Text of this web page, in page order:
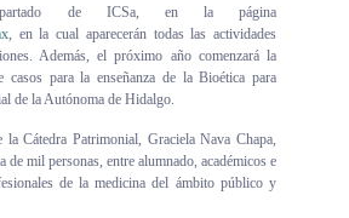
de ICSa, en la página
, en la cual aparecerán todas las actividades
Además, el próximo año comenzará la
casos para la enseñanza de la Bioética para
de la Autónoma de Hidalgo.
la Cátedra Patrimonial, Graciela Nava Chapa,
de mil personas, entre alumnado, académicos e
de la medicina del ámbito público y